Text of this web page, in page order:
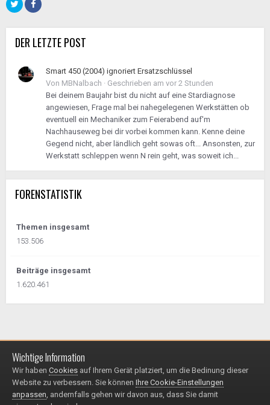
DER LETZTE POST
Smart 450 (2004) ignoriert Ersatzschlüssel
Von MBNalbach · Geschrieben am vor 2 Stunden
Bei deinem Baujahr bist du nicht auf eine Stardiagnose
angewiesen, Frage mal bei nahegelegenen Werkstätten ob
eventuell ein Mechaniker zum Feierabend auf'm
Nachhauseweg bei dir vorbei kommen kann. Kenne deine
Gegend nicht, aber ländlich geht sowas oft... Ansonsten, zur
Werkstatt schleppen wenn N rein geht, was soweit ich...
FORENSTATISTIK
Themen insgesamt
153.506
Beiträge insgesamt
1.620.461
Impressum / Datenschutzerklärung
© 1999 - 2025
Powered by Invision Community
Wichtige Information
Wir haben Cookies auf Ihrem Gerät platziert, um die Bedinung dieser
Website zu verbessern. Sie können Ihre Cookie-Einstellungen
anpassen, andernfalls gehen wir davon aus, dass Sie damit